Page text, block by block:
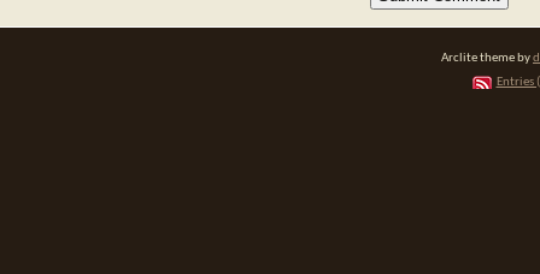
Arclite theme by
Entries